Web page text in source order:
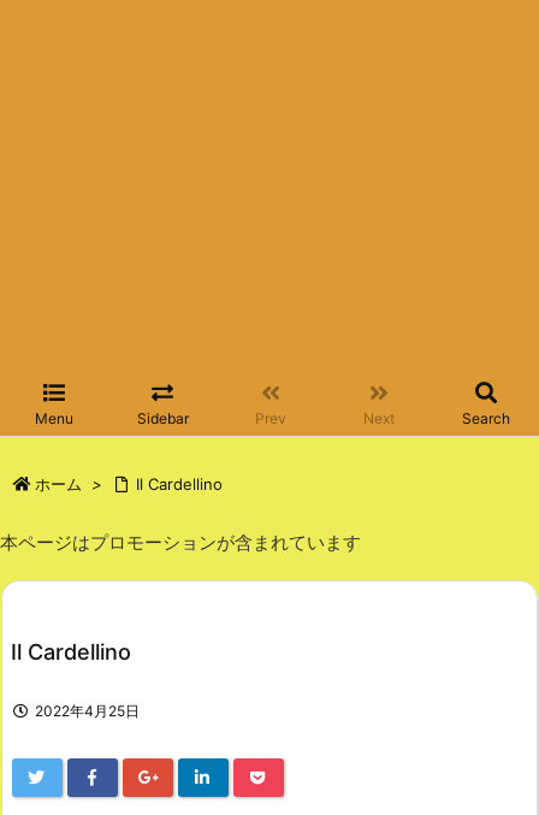
Menu Sidebar Prev Next Search
ホーム > Il Cardellino
本ページはプロモーションが含まれています
Il Cardellino
2022年4月25日